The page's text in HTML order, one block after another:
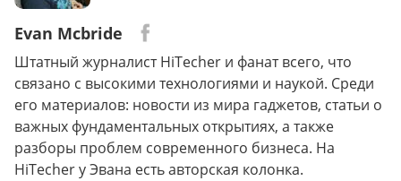
Evan Mcbride
Штатный журналист HiTecher и фанат всего, что
связано с высокими технологиями и наукой. Среди
его материалов: новости из мира гаджетов, статьи о
важных фундаментальных открытиях, а также
разборы проблем современного бизнеса. На
HiTecher у Эвана есть авторская колонка.